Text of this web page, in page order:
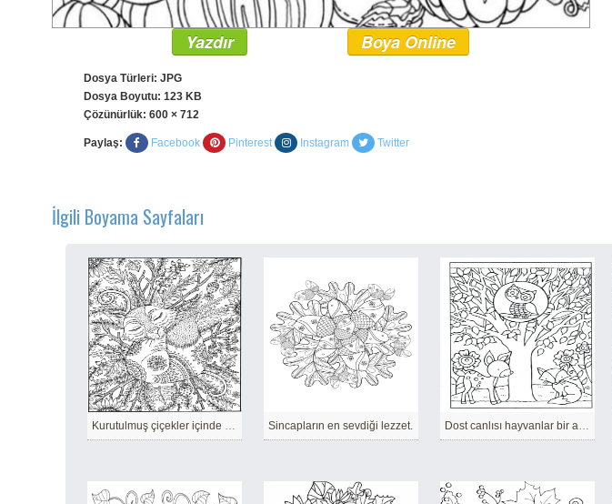
Yazdır Boya Online
Dosya Türleri: JPG
Dosya Boyutu: 123 KB
Çözünürlük: 600 × 712
Paylaş: Facebook Pinterest Instagram Twitter
İlgili Boyama Sayfaları
Kurutulmuş çiçekler içinde küçük tilki Sincapların en sevdiği lezzet. Dost canlısı hayvanlar bir araya toplandı.